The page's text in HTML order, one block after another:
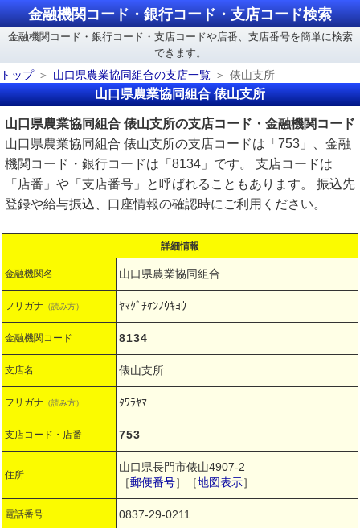
金融機関コード・銀行コード・支店コード検索
金融機関コード・銀行コード・支店コードや店番、支店番号を簡単に検索
できます。
トップ
山口県農業協同組合の支店一覧 俵山支所
山口県農業協同組合 俵山支所
山口県農業協同組合 俵山支所の支店コード・金融機関コード
山口県農業協同組合 俵山支所の支店コードは「753」、金融
機関コード・銀行コードは「8134」です。 支店コードは
「店番」や「支店番号」と呼ばれることもあります。 振込先
登録や給与振込、口座情報の確認時にご利用ください。
詳細情報
金融機関名 山口県農業協同組合
フリガナ （読み方） ﾔﾏｸﾞﾁｹﾝﾉｳｷﾖｳ
金融機関コード 8134
支店名 俵山支所
フリガナ （読み方） ﾀﾜﾗﾔﾏ
支店コード・店番 753
住所
山口県長門市俵山4907-2
［郵便番号］［地図表示］
電話番号 0837-29-0211